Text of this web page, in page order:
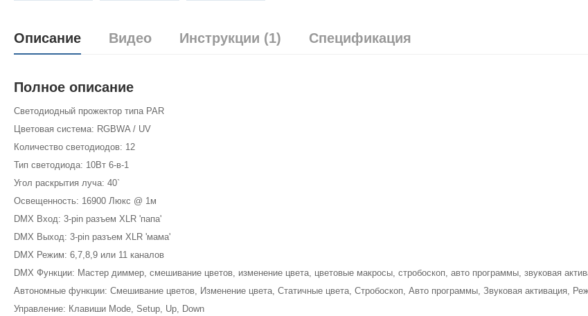
Описание Видео Инструкции (1) Спецификация
Полное описание
Светодиодный прожектор типа PAR
Цветовая система: RGBWA / UV
Количество светодиодов: 12
Тип светодиода: 10Вт 6-в-1
Угол раскрытия луча: 40`
Освещенность: 16900 Люкс @ 1м
DMX Вход: 3-pin разъем XLR 'папа'
DMX Выход: 3-pin разъем XLR 'мама'
DMX Режим: 6,7,8,9 или 11 каналов
DMX Функции: Мастер диммер, смешивание цветов, изменение цвета, цветовые макросы, стробоскоп, авто программы, звуковая
Автономные функции: Смешивание цветов, Изменение цвета, Статичные цвета, Стробоскоп, Авто программы, Звуковая активация,
Управление: Клавиши Mode, Setup, Up, Down